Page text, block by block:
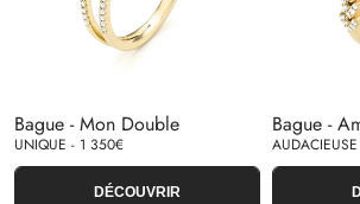
Bague - Mon Double
UNIQUE - 1 350€
DÉCOUVRIR
Bague -